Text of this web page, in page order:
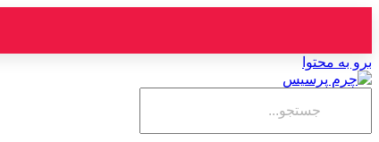
برو به محتوا